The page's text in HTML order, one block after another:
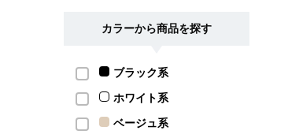
カラーから商品を探す
ブラック系
ホワイト系
ベージュ系